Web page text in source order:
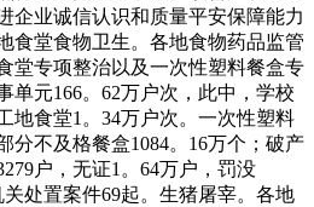
企业诚信认识和质量平安保障能力
食堂食物卫生。各地食物药品监管
堂专项整治以及一次性塑料餐盒专
单元166。62万户次，此中，学校
地食堂1。34万户次。一次性塑料
分不及格餐盒1084。16万个；破产
户，无证1。64万户，罚没
处置案件69起。生猪屠宰。各地